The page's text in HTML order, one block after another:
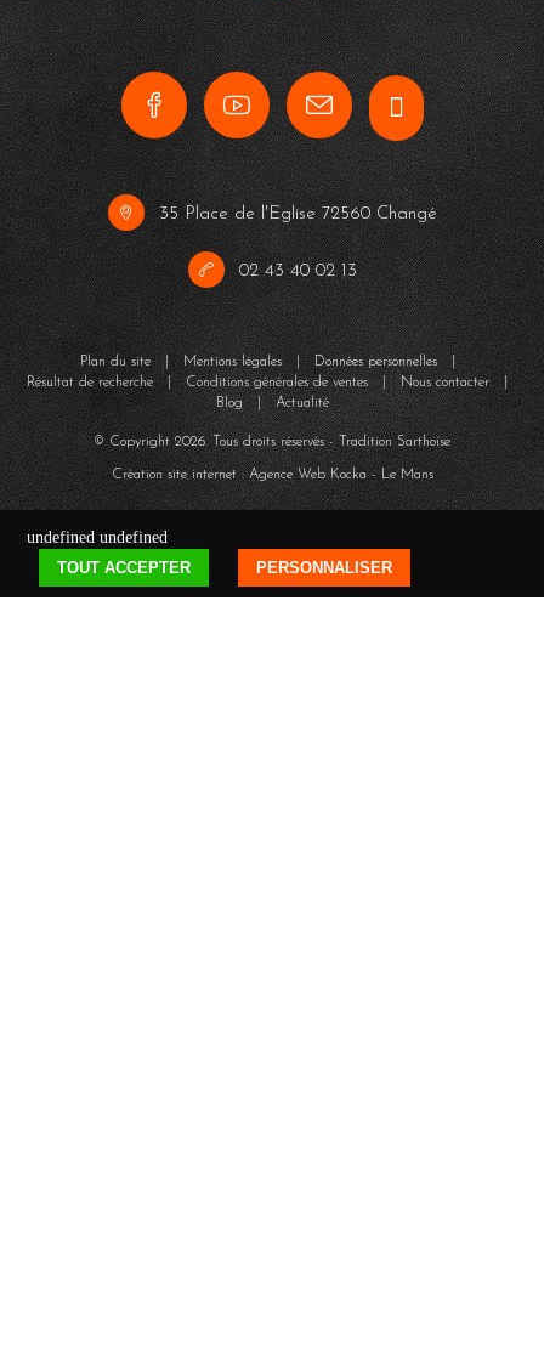
35 Place de l'Eglise 72560 Changé
02 43 40 02 13
Plan du site| Mentions légales| Données personnelles|
Résultat de recherche| Conditions générales de ventes | Nous contacter|
Blog| Actualité
© Copyright2026. Tous droits réservés - Tradition Sarthoise
Création site internet : Agence WebKocka- Le Mans
undefined undefined
TOUT ACCEPTER
PERSONNALISER